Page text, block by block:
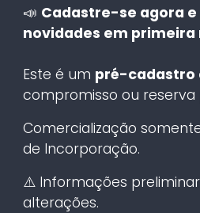
📣 Cadastre-se agora e
novidades em primeira
Este é um pré-cadastro
compromisso ou reserva
Comercialização
de Incorporação.
⚠️ Informações
alterações.